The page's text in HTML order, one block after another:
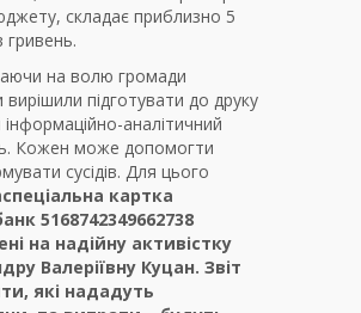
складає приблизно 5
гривень.
на волю громади
вирішили підготувати до друку
аналітичний
Кожен може допомогти
сусідів. Для цього
спеціальна картка
5168742349662738
на надійну активістку
Валеріївну Куцан. Звіт
які нададуть